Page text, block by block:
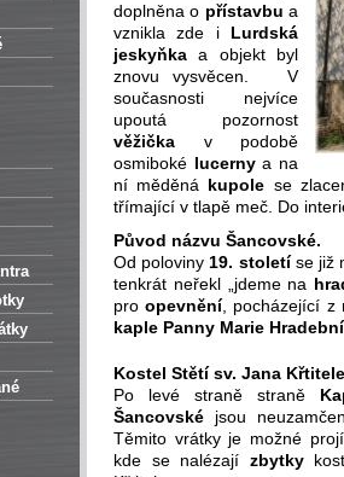
doplněna o přístavbu a
vznikla zde i Lurdská
jeskyňka a objekt byl
znovu vysvěcen. V
současnosti nejvíce
upoutá pozornost
věžička v podobě
osmiboké lucernya na
ní měděná kupole se
třímající v tlapě meč. Do
Původ názvu Šancovské.
Od poloviny 19. stoletíse již
tenkrát neřekl „jdeme na
proopevnění, pocházející z
kaple Panny Marie Hradební
Kostel Stětí sv. Jana Křtitele
Po levé straně straně
Šancovské jsou
Těmito vrátky je možné
kde se nalézají zbytky